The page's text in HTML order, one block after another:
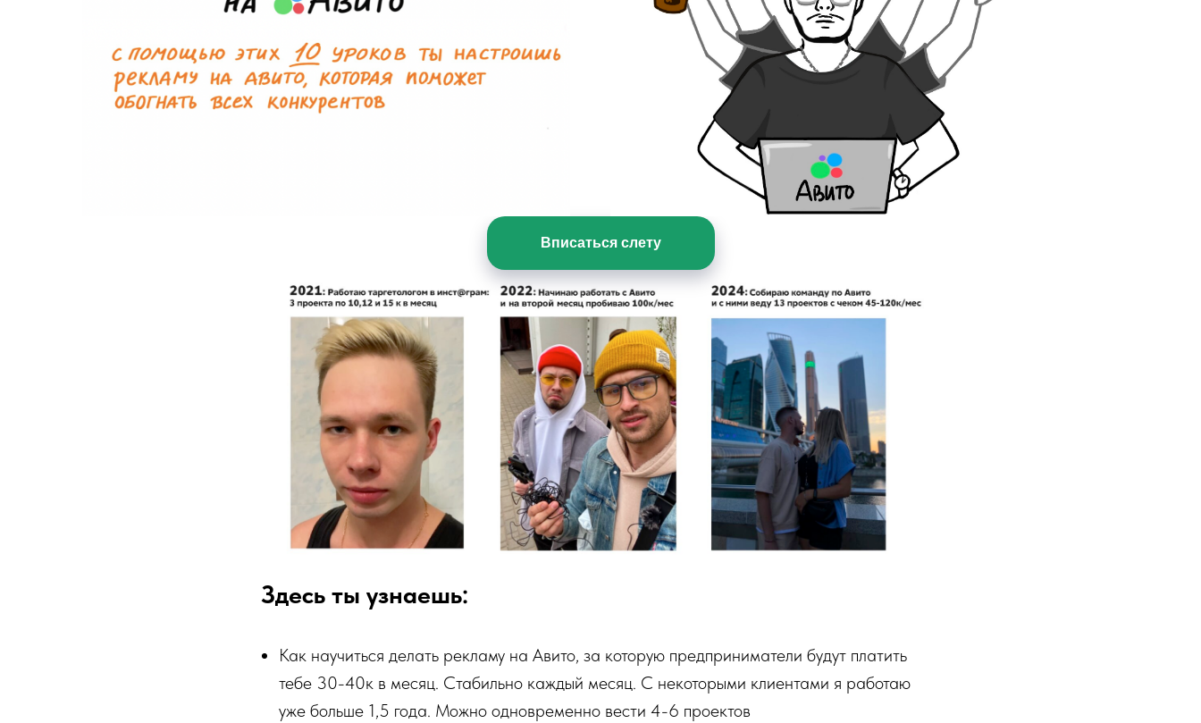
Вписаться слету
Здесь ты узнаешь:
Как научиться делать рекламу на Авито, за которую предприниматели будут платить
тебе 30-40к в месяц. Стабильно каждый месяц. С некоторыми клиентами я работаю
уже больше 1,5 года. Можно одновременно вести 4-6 проектов